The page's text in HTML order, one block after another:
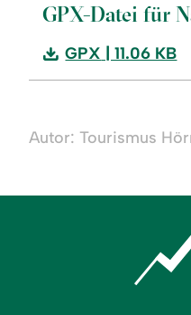
GPX-Datei für
Download:
der
Fischen
GPX | 11.06 KB
Autor: Tourismus